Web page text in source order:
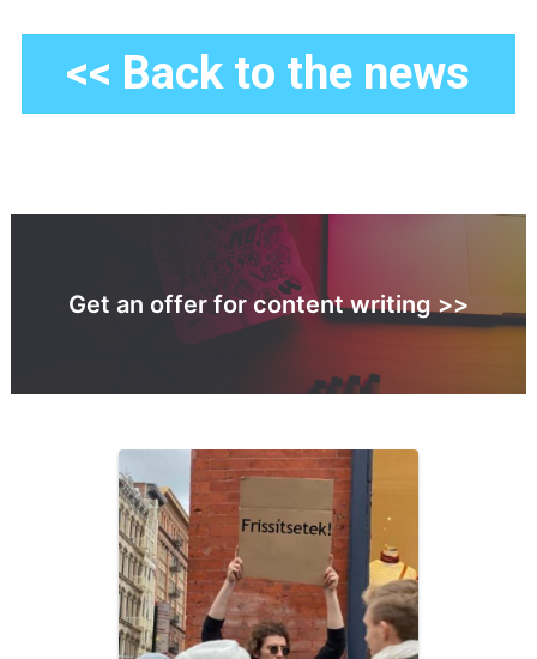
<< Back to the news
Get an offer for content writing >>